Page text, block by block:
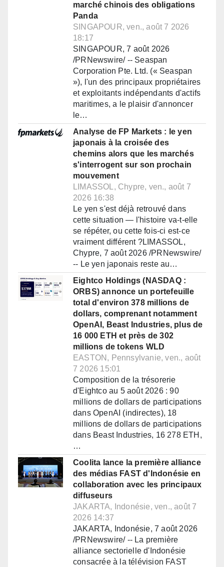
marché chinois des obligations
Panda
SINGAPOUR, ven., août 7 2026
18:17
SINGAPOUR, 7 août 2026
/PRNewswire/ -- Seaspan
Corporation Pte. Ltd. (« Seaspan
»), l'un des principaux propriétaires
et exploitants indépendants d'actifs
maritimes, a le plaisir d'annoncer
le…
Analyse de FP Markets : le yen
japonais à la croisée des
chemins alors que les marchés
s'interrogent sur son prochain
mouvement
LIMASSOL, Chypre, ven., août 7
2026 16:38
Le yen s'est déjà retrouvé dans
cette situation — l'histoire va-t-elle
se répéter, ou cette fois-ci est-ce
vraiment différent ?LIMASSOL,
Chypre, 7 août 2026 /PRNewswire/
-- Le yen japonais reste au…
Eightco Holdings (NASDAQ :
ORBS) annonce un portefeuille
total d'environ 378 millions de
dollars, comprenant notamment
OpenAI, Beast Industries, plus de
16 000 ETH et près de 302
millions de tokens WLD
EASTON, Pennsylvanie, ven., août
7 2026 15:01
Composition de la trésorerie
d'Eightco au 5 août 2026 : 90
millions de dollars de participations
dans OpenAI (indirectes), 18
millions de dollars de participations
dans Beast Industries, 16 278 ETH,
…
Coolita lance la première alliance
des médias FAST d'Indonésie en
collaboration avec les principaux
diffuseurs
JAKARTA, Indonésie, ven., août 7
2026 14:37
JAKARTA, Indonésie, 7 août 2026
/PRNewswire/ -- La première
alliance sectorielle d'Indonésie
consacrée à la télévision FAST